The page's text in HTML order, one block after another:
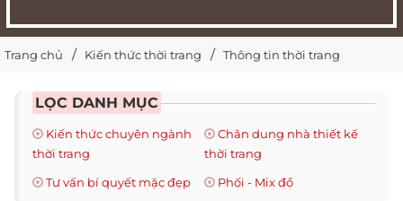
Trang chủ Kiến thức thời trang Thông tin thời trang
LỌC DANH MỤC
Kiến thức chuyên ngành
thời trang
Chân dung nhà thiết kế
thời trang
Tư vấn bí quyết mặc đẹp
Phối - Mix đồ